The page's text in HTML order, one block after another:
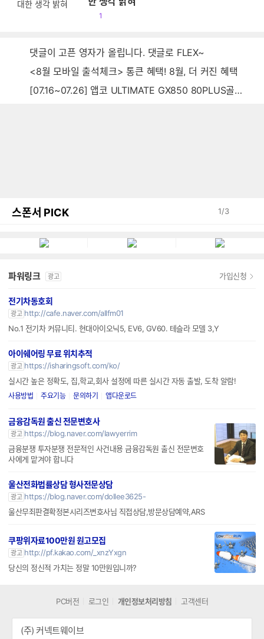
공1
댓글이 고픈 영자가 올립니다. 댓글로 FLEX~
<8월 모바일 출석체크> 통큰 혜택! 8월, 더 커진 혜택
[07.16~07.26] 앱코 ULTIMATE GX850 80PLUS골드 풀모듈러 ATX3.0 블랙
스폰서 PICK 1/3
파워링크 광고 가입신청
전기차동호회
광고 http://cafe.naver.com/allfm01
No.1 전기차 커뮤니티. 현대아이오닉5, EV6, GV60. 테슬라 모델 3,Y
아이쉐어링 무료 위치추적
광고 https://isharingsoft.com/ko/
실시간 높은 정확도, 집,학교,회사 설정에 따른 실시간 자동 출발, 도착 알람!
사용방법 주요기능 문의하기 앱다운로드
금융감독원 출신 전문변호사
광고 https://blog.naver.com/lawyerrim
금융분쟁 투자분쟁 전문적인 사건내용 금융감독원 출신 전문변호
사에게 맡겨야 합니다
울산전화법률상담 형사전문상담
광고 https://blog.naver.com/dollee3625-
울산무죄판결확정본시리즈변호사님 직접상담,방문상담예약,ARS
쿠팡위자료100만원 원고모집
광고 http://pf.kakao.com/_xnzYxgn
당신의 정신적 가치는 정말 10만원입니까?
PC버전 로그인 개인정보처리방침 고객센터
(주) 커넥트웨이브